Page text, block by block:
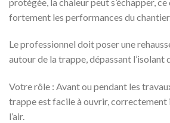
fortement les performances du chantier.
Le professionnel doit poser une
autour de la trappe, dépassant l’isolant
Votre rôle : Avant ou pendant les
trappe est facile à ouvrir, correctement
l’air.